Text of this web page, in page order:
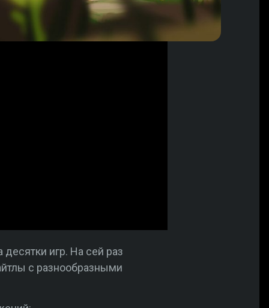
игр. На сей раз
с разнообразными